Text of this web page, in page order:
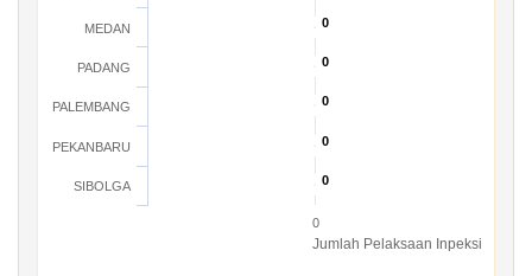
Jumlah Pelaksaan Inpeksi
0
0
0
0
0
0
0
0
0
0
MEDAN
PADANG
PALEMBANG
PEKANBARU
SIBOLGA
0